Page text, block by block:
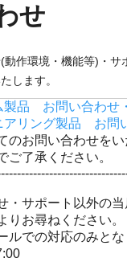
せ
作環境・機能等)・サ
します。
製品 お問い合わせ
アリング製品 お問
のお問い合わせをい
ご了承ください。
・サポート以外の
りお尋ねください。
での対応のみとな